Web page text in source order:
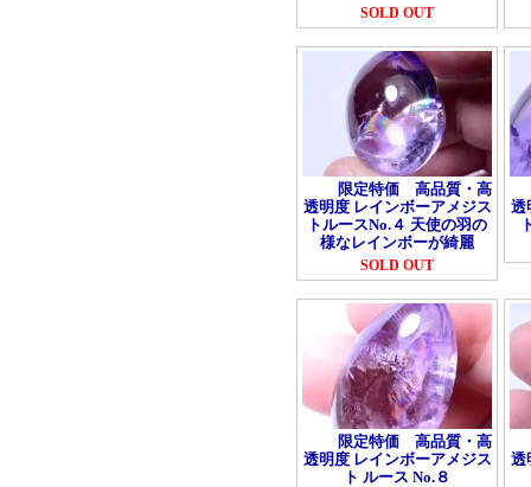
SOLD OUT
限定特価 高品質・高
透明度 レインボーアメジス
トルースNo.４ 天使の羽の
様なレインボーが綺麗
SOLD OUT
透
限定特価 高品質・高
透明度 レインボーアメジス
ト ルース No.８
透